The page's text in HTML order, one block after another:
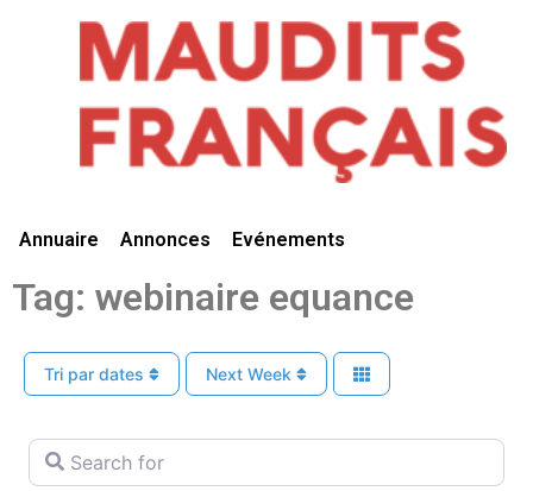
Annuaire Annonces Evénements
Tag: webinaire equance
Tri par dates Next Week
Search for